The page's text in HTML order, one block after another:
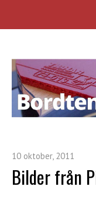
10 oktober, 2011
Bilder från